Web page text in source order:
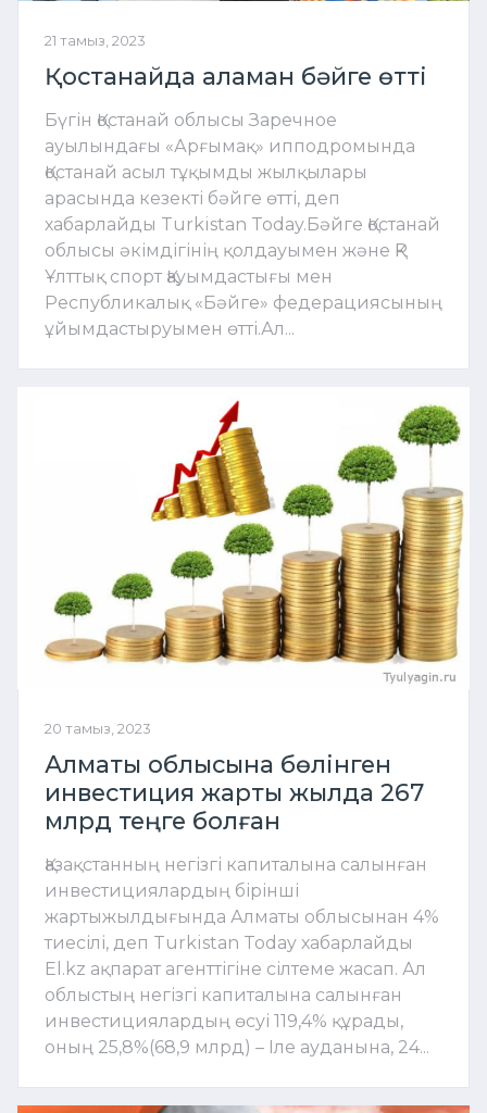
21 тамыз, 2023
Қостанайда аламан бәйге өтті
Бүгін Қостанай облысы Заречное
ауылындағы «Арғымақ» ипподромында
Қостанай асыл тұқымды жылқылары
арасында кезекті бәйге өтті, деп
хабарлайды Turkistan Today.Бәйге Қостанай
облысы әкімдігінің қолдауымен және ҚР
Ұлттық спорт Қауымдастығы мен
Республикалық «Бәйге» федерациясының
ұйымдастыруымен өтті.Ал...
20 тамыз, 2023
Алматы облысына бөлінген
инвестиция жарты жылда 267
млрд теңге болған
Қазақстанның негізгі капиталына салынған
инвестициялардың бірінші
жартыжылдығында Алматы облысынан 4%
тиесілі, деп Turkistan Today хабарлайды
El.kz ақпарат агенттігіне сілтеме жасап. Ал
облыстың негізгі капиталына салынған
инвестициялардың өсуі 119,4% құрады,
оның 25,8%(68,9 млрд) – Іле ауданына, 24...